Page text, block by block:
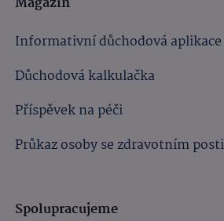
Informativní důchodová aplikace
Důchodová kalkulačka
Příspěvek na péči
Průkaz osoby se zdravotním
Spolupracujeme